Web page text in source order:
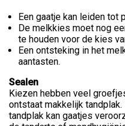
Een gaatje kan leiden tot
De melkkies moet nog
te houden voor de kies
Een ontsteking in het
aantasten.
Sealen
Kiezen hebben veel
ontstaat makkelijk
tandplak kan gaatjes